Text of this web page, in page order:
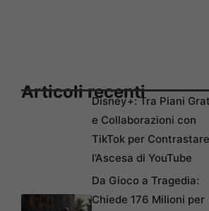
Articoli recenti
Disney+: Tra Piani
e Collaborazioni con
TikTok per Contrastare
l’Ascesa di YouTube
Da Gioco a Tragedia:
Chiede 176 Milioni per